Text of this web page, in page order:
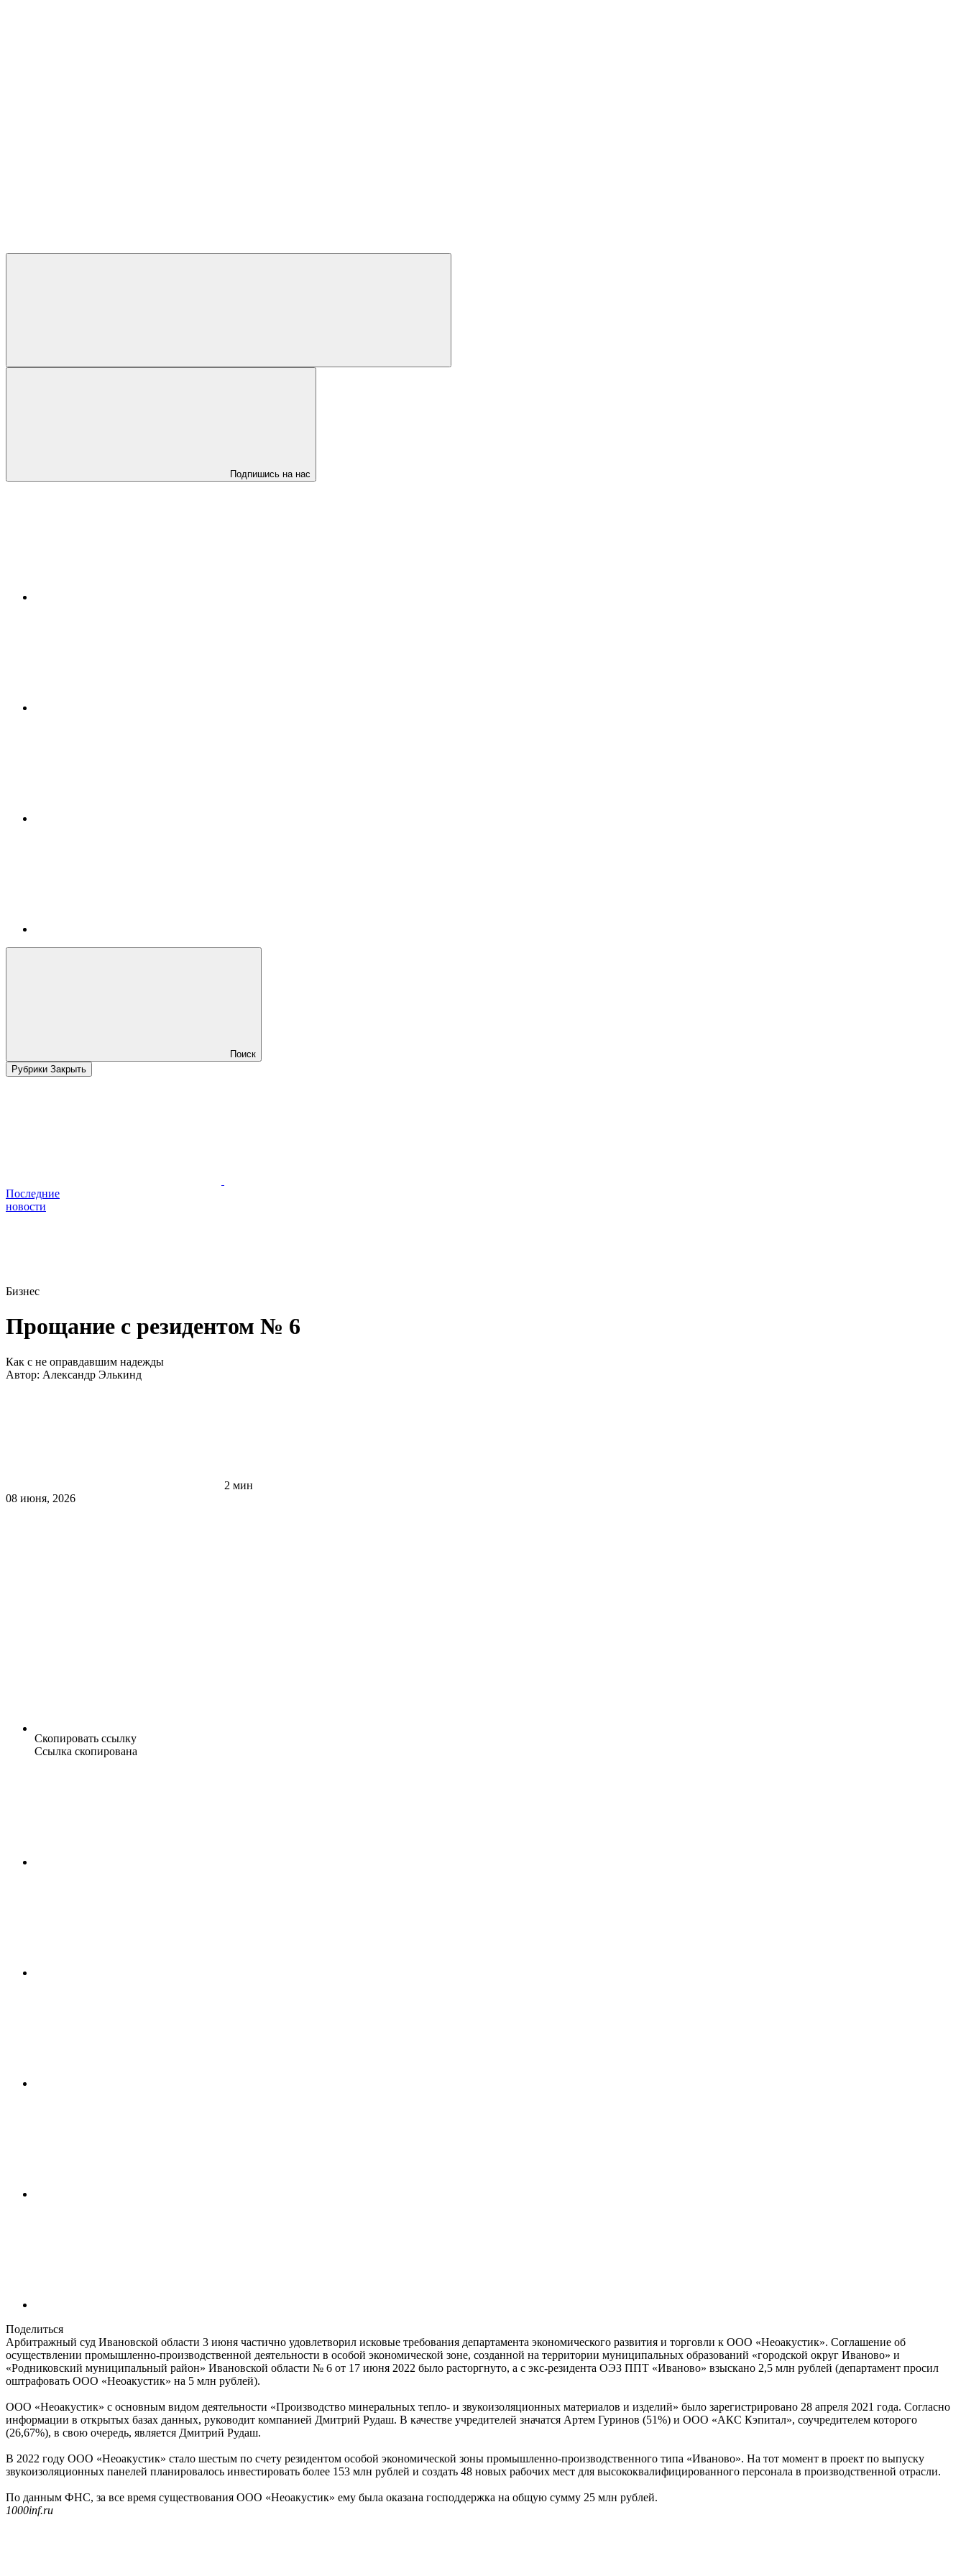
Подпишись на нас
Поиск
Рубрики Закрыть
Последние
новости
Бизнес
Прощание с резидентом № 6
Как с не оправдавшим надежды
Автор: Александр Элькинд
2 мин
08 июня, 2026
Скопировать ссылку
Ссылка скопирована
Поделиться
Арбитражный суд Ивановской области 3 июня частично удовлетворил исковые требования департамента экономического развития и торговли к ООО «Неоакустик». Соглашение об
осуществлении промышленно-производственной деятельности в особой экономической зоне, созданной на территории муниципальных образований «городской округ Иваново» и
«Родниковский муниципальный район» Ивановской области № 6 от 17 июня 2022 было расторгнуто, а с экс-резидента ОЭЗ ППТ «Иваново» взыскано 2,5 млн рублей (департамент просил
оштрафовать ООО «Неоакустик» на 5 млн рублей).
ООО «Неоакустик» с основным видом деятельности «Производство минеральных тепло- и звукоизоляционных материалов и изделий» было зарегистрировано 28 апреля 2021 года. Согласно
информации в открытых базах данных, руководит компанией Дмитрий Рудаш. В качестве учредителей значатся Артем Гуринов (51%) и ООО «АКС Кэпитал», соучредителем которого
(26,67%), в свою очередь, является Дмитрий Рудаш.
В 2022 году ООО «Неоакустик» стало шестым по счету резидентом особой экономической зоны промышленно-производственного типа «Иваново». На тот момент в проект по выпуску
звукоизоляционных панелей планировалось инвестировать более 153 млн рублей и создать 48 новых рабочих мест для высококвалифицированного персонала в производственной отрасли.
По данным ФНС, за все время существования ООО «Неоакустик» ему была оказана господдержка на общую сумму 25 млн рублей.
1000inf.ru